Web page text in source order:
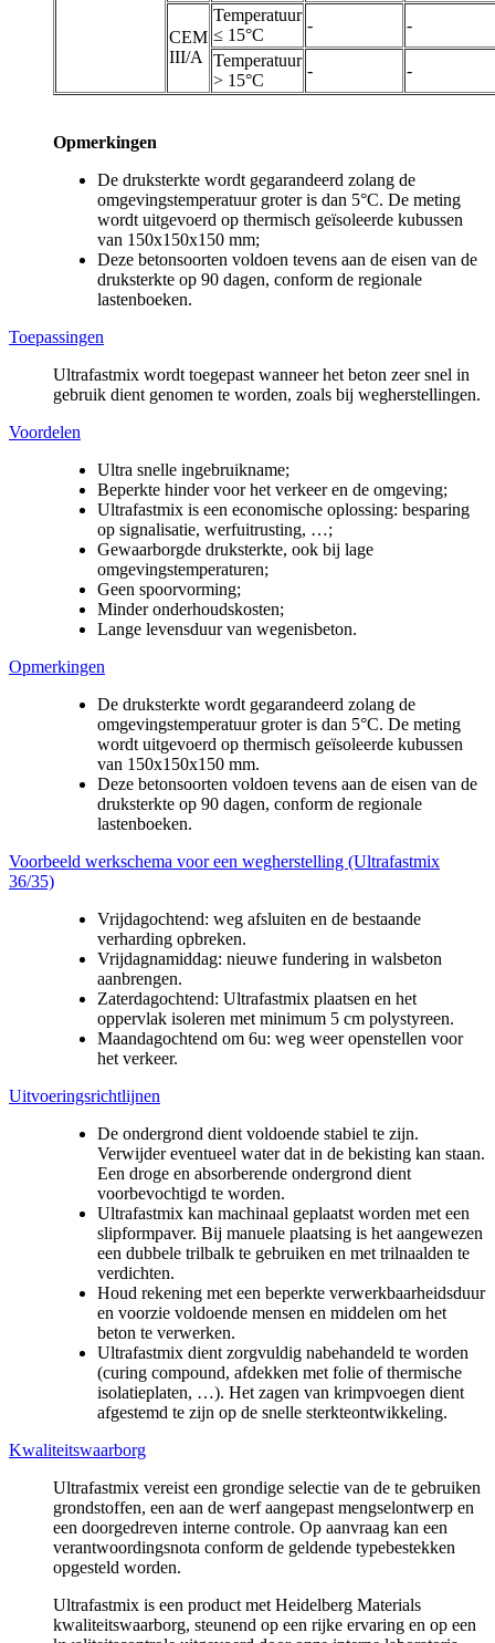
CEM
III/A
Temperatuur
≤ 15°C
-
-
Temperatuur
> 15°C
- -
Opmerkingen
De druksterkte wordt gegarandeerd zolang de
omgevingstemperatuur groter is dan 5°C. De meting
wordt uitgevoerd op thermisch geïsoleerde kubussen
van 150x150x150 mm;
Deze betonsoorten voldoen tevens aan de eisen van de
druksterkte op 90 dagen, conform de regionale
lastenboeken.
Toepassingen
Ultrafastmix wordt toegepast wanneer het beton zeer snel in
gebruik dient genomen te worden, zoals bij wegherstellingen.
Voordelen
Ultra snelle ingebruikname;
Beperkte hinder voor het verkeer en de omgeving;
Ultrafastmix is een economische oplossing: besparing
op signalisatie, werfuitrusting, …;
Gewaarborgde druksterkte, ook bij lage
omgevingstemperaturen;
Geen spoorvorming;
Minder onderhoudskosten;
Lange levensduur van wegenisbeton.
Opmerkingen
De druksterkte wordt gegarandeerd zolang de
omgevingstemperatuur groter is dan 5°C. De meting
wordt uitgevoerd op thermisch geïsoleerde kubussen
van 150x150x150 mm.
Deze betonsoorten voldoen tevens aan de eisen van de
druksterkte op 90 dagen, conform de regionale
lastenboeken.
Voorbeeld werkschema voor een wegherstelling (Ultrafastmix
36/35)
Vrijdagochtend: weg afsluiten en de bestaande
verharding opbreken.
Vrijdagnamiddag: nieuwe fundering in walsbeton
aanbrengen.
Zaterdagochtend: Ultrafastmix plaatsen en het
oppervlak isoleren met minimum 5 cm polystyreen.
Maandagochtend om 6u: weg weer openstellen voor
het verkeer.
Uitvoeringsrichtlijnen
De ondergrond dient voldoende stabiel te zijn.
Verwijder eventueel water dat in de bekisting kan staan.
Een droge en absorberende ondergrond dient
voorbevochtigd te worden.
Ultrafastmix kan machinaal geplaatst worden met een
slipformpaver. Bij manuele plaatsing is het aangewezen
een dubbele trilbalk te gebruiken en met trilnaalden te
verdichten.
Houd rekening met een beperkte verwerkbaarheidsduur
en voorzie voldoende mensen en middelen om het
beton te verwerken.
Ultrafastmix dient zorgvuldig nabehandeld te worden
(curing compound, afdekken met folie of thermische
isolatieplaten, …). Het zagen van krimpvoegen dient
afgestemd te zijn op de snelle sterkteontwikkeling.
Kwaliteitswaarborg
Ultrafastmix vereist een grondige selectie van de te gebruiken
grondstoffen, een aan de werf aangepast mengselontwerp en
een doorgedreven interne controle. Op aanvraag kan een
verantwoordingsnota conform de geldende typebestekken
opgesteld worden.
Ultrafastmix is een product met Heidelberg Materials
kwaliteitswaarborg, steunend op een rijke ervaring en op een